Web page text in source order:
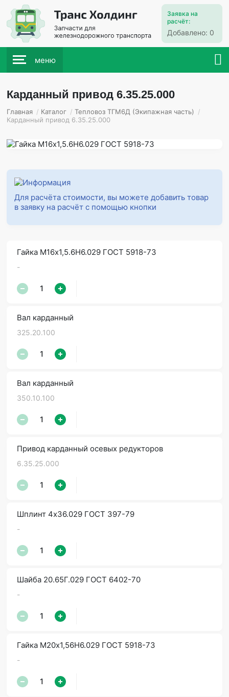
Заявка на
расчёт:
Добавлено: 0
меню
Карданный привод 6.35.25.000
Главная / Каталог / Тепловоз ТГМ6Д (Экипажная часть) /
Карданный привод 6.35.25.000
Для расчёта стоимости, вы можете добавить товар
в заявку на расчёт с помощью кнопки
Гайка М16х1,5.6Н6.029 ГОСТ 5918-73
-
Вал карданный
325.20.100
Вал карданный
350.10.100
Привод карданный осевых редукторов
6.35.25.000
Шплинт 4х36.029 ГОСТ 397-79
-
Шайба 20.65Г.029 ГОСТ 6402-70
-
Гайка М20х1,56Н6.029 ГОСТ 5918-73
-